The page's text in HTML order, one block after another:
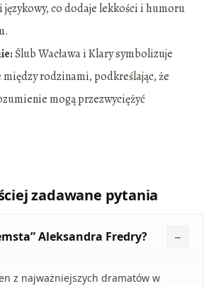
językowy, co dodaje lekkości i humoru
Ślub Wacława i Klary symbolizuje
rodzinami, podkreślając, że
mogą przezwyciężyć
zadawane pytania
Aleksandra Fredry?
z najważniejszych dramatów w